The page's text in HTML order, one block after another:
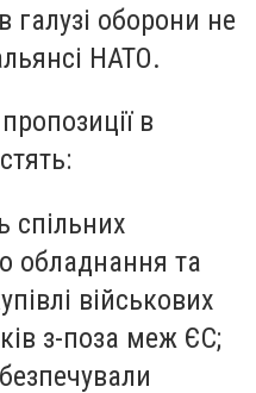
галузі оборони не
НАТО.
в
спільних
обладнання та
військових
з-поза меж ЄС;